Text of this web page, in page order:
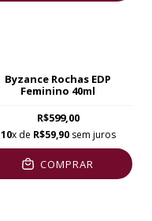
Byzance Rochas EDP
Feminino 40ml
R$599,00
10x de R$59,90sem juros
COMPRAR